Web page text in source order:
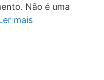
Não é uma
mais